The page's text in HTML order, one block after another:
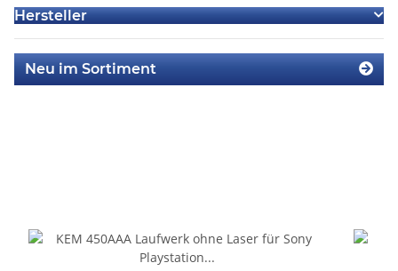
Hersteller
Neu im Sortiment